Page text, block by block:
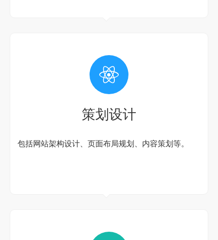
策划设计
包括网站架构设计、页面布局规划、内容策划等。